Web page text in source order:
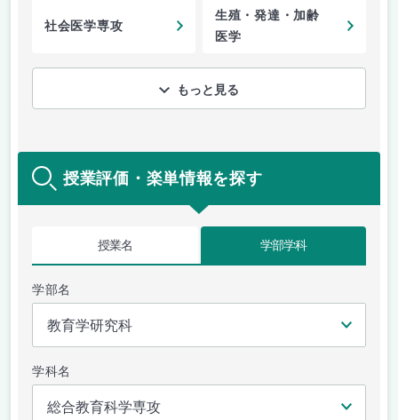
社会医学専攻
生殖・発達・加齢
医学
もっと見る
授業評価・楽単情報を探す
授業名 学部学科
学部名
学科名